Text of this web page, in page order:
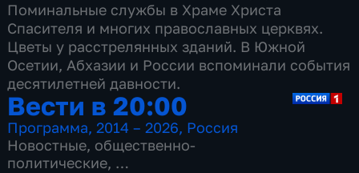
Поминальные службы в Храме Христа
Спасителя и многих православных церквях.
Цветы у расстрелянных зданий. В Южной
Осетии, Абхазии и России вспоминали события
десятилетней давности.
Вести в 20:00
Программа,2014 – 2026, Россия
Новостные, общественно-
политические,